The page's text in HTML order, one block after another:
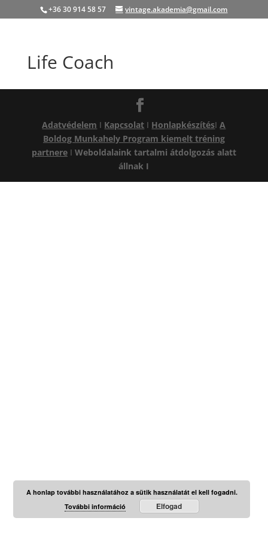
+36 30 914 58 57 vintage.akademia@gmail.com
Life Coach
Adatvédelem I Kapcsolat I HonlapkészítésIA
Boldog Munkahely Program kiemelt tréning
partnereI Weboldalaink tartalmi átdolgozás alatt
állnak I
A honlap további használatához a sütik használatát el kell fogadni.
További információ
Elfogad